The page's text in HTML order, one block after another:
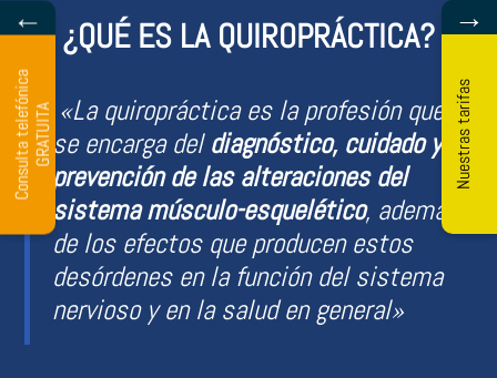
¿QUÉ ES LA QUIROPRÁCTICA?
«La quiropráctica es la profesión que
se encarga deldiagnóstico, cuidado y
prevención de las alteraciones del
sistema músculo-esquelético, además
de los efectos que producen estos
desórdenes en la función del sistema
nervioso y en la salud en general»
→
Nuestras tarifas
←
C
o
n
s
u
l
t
a
t
e
l
ef
ó
n
i
c
a
G
R
A
T
U
I
TA